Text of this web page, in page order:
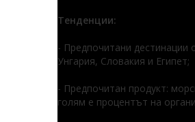
Тенденции:
- Предпочитани дестинации
Унгария, Словакия и Египет;
- Предпочитан продукт:
голям е процентът на